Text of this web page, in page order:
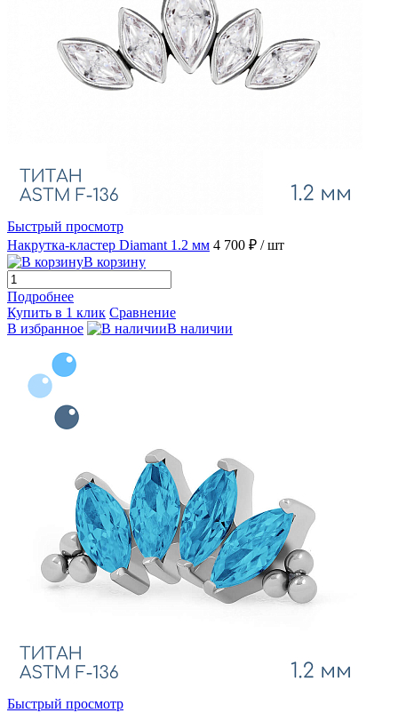
Быстрый просмотр
Накрутка-кластер Diamant 1.2 мм 4 700 ₽ / шт
В корзину
Подробнее
Купить в 1 клик Сравнение
В избранное
В наличии
Быстрый просмотр